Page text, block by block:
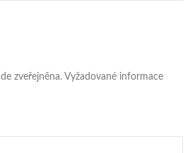
zveřejněna. Vyžadované informace